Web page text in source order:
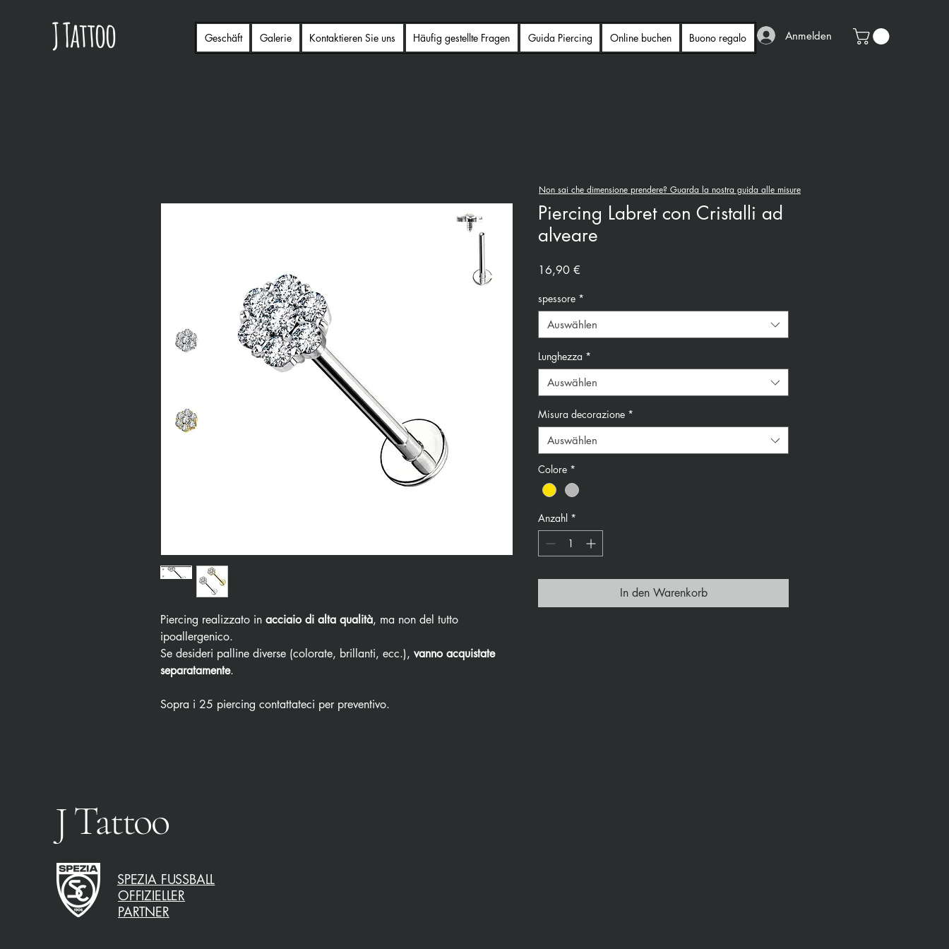
Anmelden
Geschäft Galerie Kontaktieren Sie uns Häufig gestellte Fragen Guida Piercing Online buchen Buono regalo
Piercing realizzato in acciaio di alta qualità, ma non del tutto
ipoallergenico.
Se desideri palline diverse (colorate, brillanti, ecc.), vanno acquistate
separatamente.
Sopra i 25 piercing contattateci per preventivo.
Piercing Labret con Cristalli ad
alveare
16,90 €
spessore *
Auswählen
Lunghezza *
Auswählen
Misura decorazione *
Auswählen
Colore *
Anzahl *
In den Warenkorb
Non sai che dimensione prendere? Guarda la nostra guida alle misure
J Tattoo
SPEZIA FUSSBALL
OFFIZIELLER
PARTNER